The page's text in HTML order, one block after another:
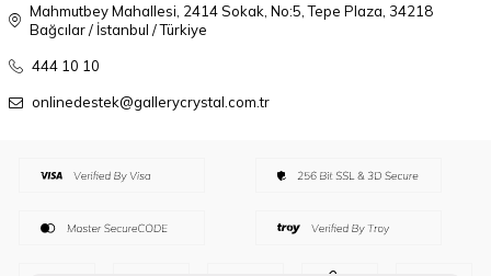
Mahmutbey Mahallesi, 2414 Sokak, No:5, Tepe Plaza, 34218
Bağcılar / İstanbul / Türkiye
444 10 10
onlinedestek@gallerycrystal.com.tr